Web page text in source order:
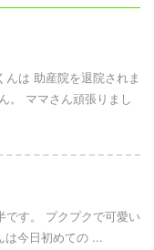
は 助産院を退院されま
。 ママさん頑張りまし
です。 プクプクで可愛い
今日初めての ...